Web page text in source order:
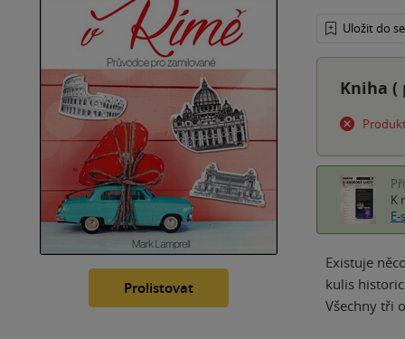
Prolistovat
Uložit do
Kniha (
K
Existuje
kulis
Všechny tři